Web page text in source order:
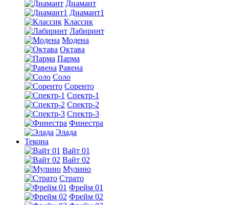
Диамант
Диамант1
Классик
Лабиринт
Модена
Октава
Парма
Равена
Соло
Соренто
Спектр-1
Спектр-2
Спектр-3
Финестра
Элада
Текона
Вайт 01
Вайт 02
Мулино
Страто
Фрейм 01
Фрейм 02